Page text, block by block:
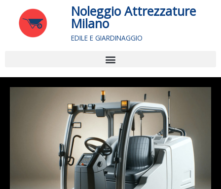
contenuto
Noleggio Attrezzature
Milano
EDILE E GIARDINAGGIO
Menu